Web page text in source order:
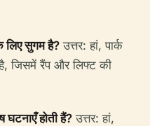
लिए सुगम है? उत्तर: हां, पार्क
जिसमें रैंप और लिफ्ट की
घटनाएँ होती हैं? उत्तर: हां,